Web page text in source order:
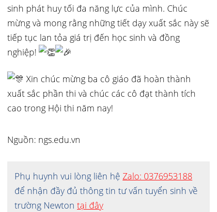
sinh phát huy tối đa năng lực của mình. Chúc
mừng và mong rằng những tiết dạy xuất sắc này sẽ
tiếp tục lan tỏa giá trị đến học sinh và đồng
nghiệp!
Xin chúc mừng ba cô giáo đã hoàn thành
xuất sắc phần thi và chúc các cô đạt thành tích
cao trong Hội thi năm nay!
Nguồn: ngs.edu.vn
Phụ huynh vui lòng liên hệ Zalo: 0376953188
để nhận đầy đủ thông tin tư vấn tuyển sinh về
trường Newton tại đây